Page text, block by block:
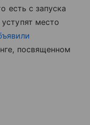
есть с запуска
место
посвященном